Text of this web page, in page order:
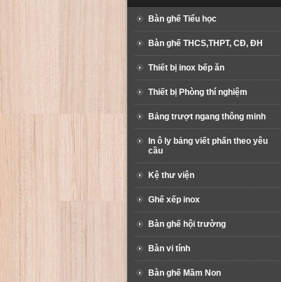
Bàn ghế Tiểu học
Bàn ghế THCS,THPT, CĐ, ĐH
Thiết bị inox bếp ăn
Thiết bị Phòng thí nghiệm
Bảng trượt ngang thông minh
In ô ly bảng viết phấn theo yêu
cầu
Kệ thư viện
Ghế xếp inox
Bàn ghế hội trường
Bàn vi tính
Bàn ghế Mầm Non